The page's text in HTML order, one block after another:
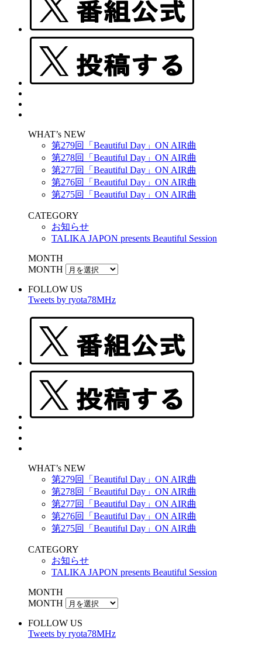
WHAT’s NEW
第279回「Beautiful Day」ON AIR曲
第278回「Beautiful Day」ON AIR曲
第277回「Beautiful Day」ON AIR曲
第276回「Beautiful Day」ON AIR曲
第275回「Beautiful Day」ON AIR曲
CATEGORY
お知らせ
TALIKA JAPON presents Beautiful Session
MONTH
MONTH
FOLLOW US
Tweets by ryota78MHz
WHAT’s NEW
第279回「Beautiful Day」ON AIR曲
第278回「Beautiful Day」ON AIR曲
第277回「Beautiful Day」ON AIR曲
第276回「Beautiful Day」ON AIR曲
第275回「Beautiful Day」ON AIR曲
CATEGORY
お知らせ
TALIKA JAPON presents Beautiful Session
MONTH
MONTH
FOLLOW US
Tweets by ryota78MHz